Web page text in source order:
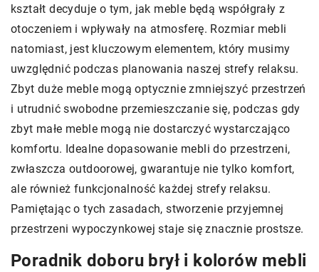
kształt decyduje o tym, jak meble będą współgrały z
otoczeniem i wpływały na atmosferę. Rozmiar mebli
natomiast, jest kluczowym elementem, który musimy
uwzględnić podczas planowania naszej strefy relaksu.
Zbyt duże meble mogą optycznie zmniejszyć przestrzeń
i utrudnić swobodne przemieszczanie się, podczas gdy
zbyt małe meble mogą nie dostarczyć wystarczająco
komfortu. Idealne dopasowanie mebli do przestrzeni,
zwłaszcza outdoorowej, gwarantuje nie tylko komfort,
ale również funkcjonalność każdej strefy relaksu.
Pamiętając o tych zasadach, stworzenie przyjemnej
przestrzeni wypoczynkowej staje się znacznie prostsze.
Poradnik doboru brył i kolorów mebli